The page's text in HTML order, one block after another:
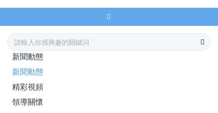
新聞動態
新聞動態
精彩視頻
領導關懷